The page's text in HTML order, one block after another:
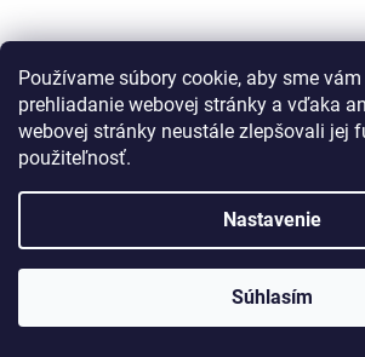
Používame súbory cookie, aby sme
prehliadanie webovej stránky a vďaka
webovej stránky neustále zlepšovali jej
použiteľnosť.
Nastavenie
Súhlasím
Vypredané
€5,21